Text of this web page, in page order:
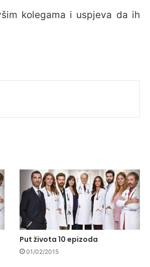
kolegama i uspjeva da ih
Put života 10 epizoda
01/02/2015